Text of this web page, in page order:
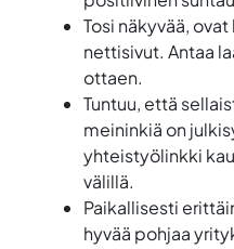
Tosi näkyvää,
nettisivut. Antaa
ottaen.
Tuntuu, että
meininkiä on
yhteistyölinkki
välillä.
Paikallisesti
hyvää pohjaa